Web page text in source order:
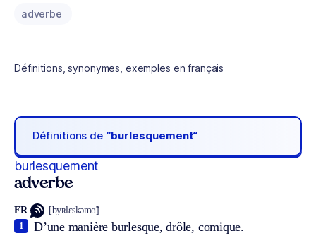
adverbe
Définitions, synonymes, exemples en français
Définitions de “burlesquement“
burlesquement
adverbe
FR [byʀlɛskəmɑ̃]
D’une manière burlesque, drôle, comique.
1